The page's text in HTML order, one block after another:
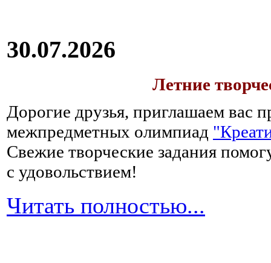
30.07.2026
Летние
Дорогие друзья, приглашаем вас
межпредметных олимпиад
Свежие творческие задания
с удовольствием!
Читать полностью...